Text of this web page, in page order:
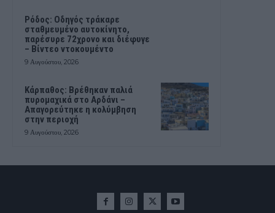
Ρόδος: Οδηγός τράκαρε
σταθμευμένο αυτοκίνητο,
παρέσυρε 72χρονο και διέφυγε
– Βίντεο ντοκουμέντο
9 Αυγούστου, 2026
Κάρπαθος: Βρέθηκαν παλιά
πυρομαχικά στο Αρδάνι –
Απαγορεύτηκε η κολύμβηση
στην περιοχή
9 Αυγούστου, 2026